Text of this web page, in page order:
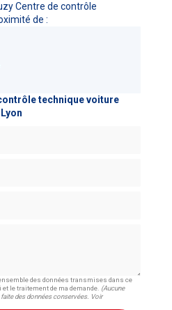
Centre de contrôle
de :
technique voiture
des données transmises dans ce
le traitement de ma demande. (Aucune
des données conservées. Voir